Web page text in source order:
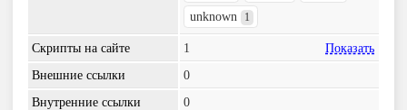
unknown 1
Скрипты на сайте 1
Показать
Внешние ссылки
0
Внутренние ссылки
0